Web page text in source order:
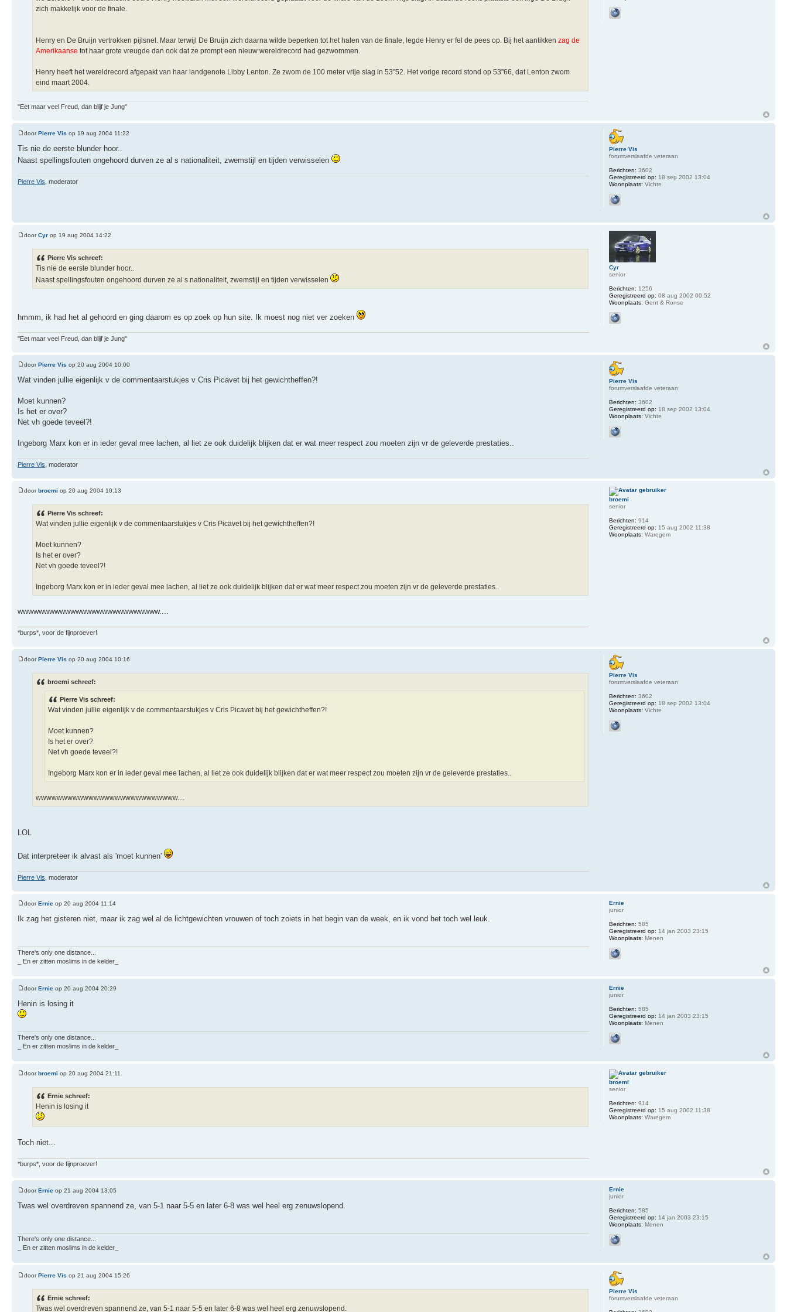
zich makkelijk voor de finale.
Henry en De Bruijn vertrokken pijlsnel. Maar terwijl De Bruijn zich daarna wilde beperken tot het halen van de finale, legde Henry er fel de pees op. Bij het aantikken zag de
Amerikaanse tot haar grote vreugde dan ook dat ze prompt een nieuw wereldrecord had gezwommen.
Henry heeft het wereldrecord afgepakt van haar landgenote Libby Lenton. Ze zwom de 100 meter vrije slag in 53"52. Het vorige record stond op 53"66, dat Lenton zwom
eind maart 2004.
"Eet maar veel Freud, dan blijf je Jung"
doorPierre Vis op 19 aug 2004 11:22
Tis nie de eerste blunder hoor..
Naast spellingsfouten ongehoord durven ze al s nationaliteit, zwemstijl en tijden verwisselen
Pierre Vis, moderator
Pierre Vis
forumverslaafde veteraan
Berichten: 3602
Geregistreerd op: 18 sep 2002 13:04
Woonplaats: Vichte
doorCyr op 19 aug 2004 14:22
Pierre Vis schreef:
Tis nie de eerste blunder hoor..
Naast spellingsfouten ongehoord durven ze al s nationaliteit, zwemstijl en tijden verwisselen
hmmm, ik had het al gehoord en ging daarom es op zoek op hun site. Ik moest nog niet ver zoeken
"Eet maar veel Freud, dan blijf je Jung"
Cyr
senior
Berichten: 1256
Geregistreerd op: 08 aug 2002 00:52
Woonplaats: Gent & Ronse
doorPierre Vis op 20 aug 2004 10:00
Wat vinden jullie eigenlijk v de commentaarstukjes v Cris Picavet bij het gewichtheffen?!
Moet kunnen?
Is het er over?
Net vh goede teveel?!
Ingeborg Marx kon er in ieder geval mee lachen, al liet ze ook duidelijk blijken dat er wat meer respect zou moeten zijn vr de geleverde prestaties..
Pierre Vis , moderator
Pierre Vis
forumverslaafde veteraan
Berichten: 3602
Geregistreerd op: 18 sep 2002 13:04
Woonplaats: Vichte
doorbroemi op 20 aug 2004 10:13
Pierre Vis schreef:
Wat vinden jullie eigenlijk v de commentaarstukjes v Cris Picavet bij het gewichtheffen?!
Moet kunnen?
Is het er over?
Net vh goede teveel?!
Ingeborg Marx kon er in ieder geval mee lachen, al liet ze ook duidelijk blijken dat er wat meer respect zou moeten zijn vr de geleverde prestaties..
wwwwwwwwwwwwwwwwwwwwwwwwwww....
*burps*, voor de fijnproever!
broemi
senior
Berichten: 914
Geregistreerd op: 15 aug 2002 11:38
Woonplaats: Waregem
doorPierre Vis op 20 aug 2004 10:16
broemi schreef:
Pierre Vis schreef:
Wat vinden jullie eigenlijk v de commentaarstukjes v Cris Picavet bij het gewichtheffen?!
Moet kunnen?
Is het er over?
Net vh goede teveel?!
Ingeborg Marx kon er in ieder geval mee lachen, al liet ze ook duidelijk blijken dat er wat meer respect zou moeten zijn vr de geleverde prestaties..
wwwwwwwwwwwwwwwwwwwwwwwwwww....
LOL
Dat interpreteer ik alvast als 'moet kunnen'
Pierre Vis , moderator
Pierre Vis
forumverslaafde veteraan
Berichten: 3602
Geregistreerd op: 18 sep 2002 13:04
Woonplaats: Vichte
doorErnie op 20 aug 2004 11:14
Ik zag het gisteren niet, maar ik zag wel al de lichtgewichten vrouwen of toch zoiets in het begin van de week, en ik vond het toch wel leuk.
There's only one distance...
_ En er zitten moslims in de kelder_
Ernie
junior
Berichten: 585
Geregistreerd op: 14 jan 2003 23:15
Woonplaats: Menen
doorErnie op 20 aug 2004 20:29
Henin is losing it
There's only one distance...
_ En er zitten moslims in de kelder_
Ernie
junior
Berichten: 585
Geregistreerd op: 14 jan 2003 23:15
Woonplaats: Menen
doorbroemi op 20 aug 2004 21:11
Ernie schreef:
Henin is losing it
Toch niet...
*burps*, voor de fijnproever!
broemi
senior
Berichten: 914
Geregistreerd op: 15 aug 2002 11:38
Woonplaats: Waregem
doorErnie op 21 aug 2004 13:05
Twas wel overdreven spannend ze, van 5-1 naar 5-5 en later 6-8 was wel heel erg zenuwslopend.
There's only one distance...
_ En er zitten moslims in de kelder_
Ernie
junior
Berichten: 585
Geregistreerd op: 14 jan 2003 23:15
Woonplaats: Menen
doorPierre Vis op 21 aug 2004 15:26
Ernie schreef:
Twas wel overdreven spannend ze, van 5-1 naar 5-5 en later 6-8 was wel heel erg zenuwslopend.
Pierre Vis
forumverslaafde veteraan